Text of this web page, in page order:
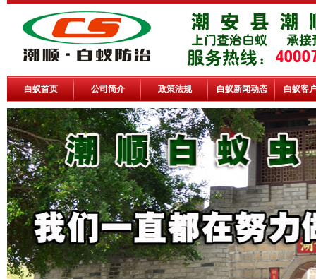
白蚁首页 公司简介 政策法规 白蚁新闻动态 白蚁客